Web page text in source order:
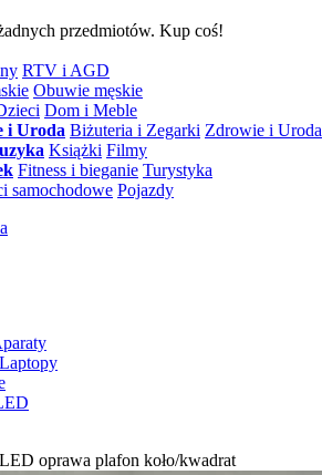
przedmiotów. Kup coś!
RTV i AGD
Obuwie męskie
Dom i Meble
i Uroda Biżuteria i Zegarki Zdrowie i Uroda
Książki Filmy
Fitness i bieganie Turystyka
samochodowe Pojazdy
oprawa plafon koło/kwadrat